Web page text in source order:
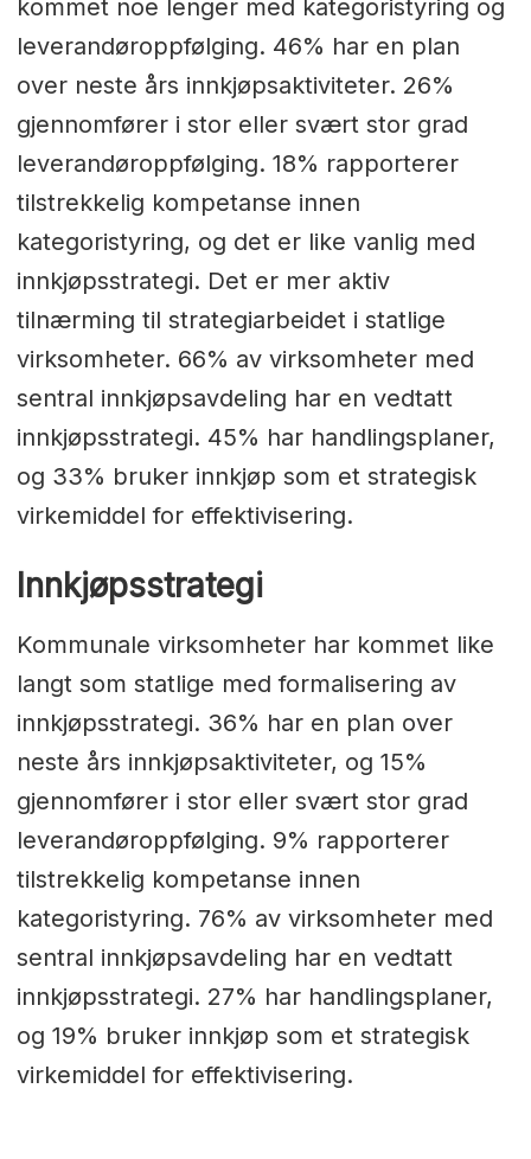
kommet noe lenger med kategoristyring og
leverandøroppfølging. 46% har en plan
over neste års innkjøpsaktiviteter. 26%
gjennomfører i stor eller svært stor grad
leverandøroppfølging. 18% rapporterer
tilstrekkelig kompetanse innen
kategoristyring, og det er like vanlig med
innkjøpsstrategi. Det er mer aktiv
tilnærming til strategiarbeidet i statlige
virksomheter. 66% av virksomheter med
sentral innkjøpsavdeling har en vedtatt
innkjøpsstrategi. 45% har handlingsplaner,
og 33% bruker innkjøp som et strategisk
virkemiddel for effektivisering.
Innkjøpsstrategi
Kommunale virksomheter har kommet like
langt som statlige med formalisering av
innkjøpsstrategi. 36% har en plan over
neste års innkjøpsaktiviteter, og 15%
gjennomfører i stor eller svært stor grad
leverandøroppfølging. 9% rapporterer
tilstrekkelig kompetanse innen
kategoristyring. 76% av virksomheter med
sentral innkjøpsavdeling har en vedtatt
innkjøpsstrategi. 27% har handlingsplaner,
og 19% bruker innkjøp som et strategisk
virkemiddel for effektivisering.